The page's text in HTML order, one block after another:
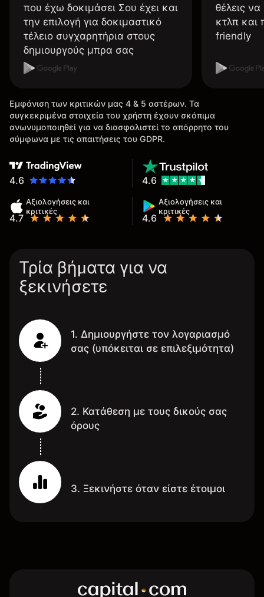
που έχω δοκιμάσει Σου έχει και
την επιλογή για δοκιμαστικό
τέλειο συγχαρητήρια στους
δημιουργούς μπρα σας
θέλεις
κτλπ και
friendly
Εμφάνιση των κριτικών μας 4 & 5 αστέρων. Τα
συγκεκριμένα στοιχεία του χρήστη έχουν σκόπιμα
ανωνυμοποιηθεί για να διασφαλιστεί το απόρρητο του
σύμφωνα με τις απαιτήσεις του GDPR.
4.6
Αξιολογήσεις και
κριτικές
4.7
Αξιολογήσεις και
κριτικές
4.6
4.6
Τρία βήματα για να
ξεκινήσετε
1. Δημιουργήστε τον λογαριασμό
σας (υπόκειται σε επιλεξιμότητα)
2. Κατάθεση με τους δικούς σας
όρους
3. Ξεκινήστε όταν είστε έτοιμοι